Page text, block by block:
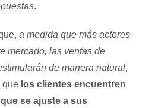
.
a medida que más actores
mercado, las ventas de
de manera natural,
que los clientes encuentren
se ajuste a sus